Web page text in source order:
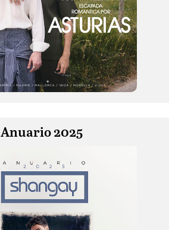
Anuario 2025